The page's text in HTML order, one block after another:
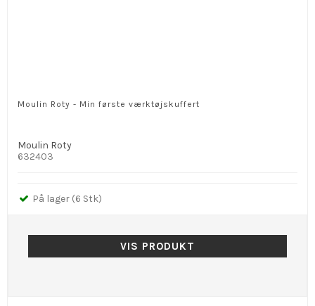
Moulin Roty - Min første værktøjskuffert
Moulin Roty
632403
På lager (6 Stk)
VIS PRODUKT